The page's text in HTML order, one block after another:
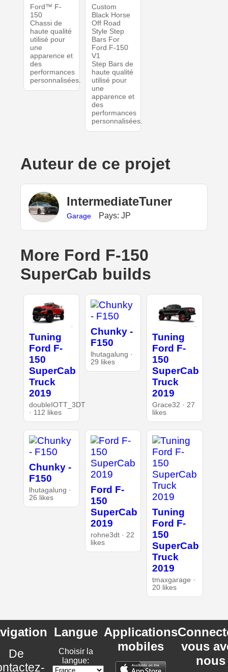
Ford™ F-
150
Chassi de
haute qualité
utilisé pour
une
apparence et
des
performances
personnalisées.
Custom
Black Horse
Off Road
Style Step
Bars For
Ford F-150
V1
Step Bars de
haute qualité
utilisé pour
une
apparence et
des
performances
personnalisées.
Auteur de ce projet
IntermediateTuner
Garage Pays: JP
More Ford F-150
SuperCab builds
Tuning
Ford F-
150
SuperCab
Truck
2019
doubleIOTT_3DT
· 112 likes
Chunky -
F150
lhutagalung ·
29 likes
Tuning
Ford F-
150
SuperCab
Truck
2019
Grace32 · 27
likes
Chunky -
F150
lhutagalung ·
26 likes
Ford F-
150
SuperCab
2019
rohne3dt · 22
likes
Tuning
Ford F-
150
SuperCab
Truck
2019
tmaxgarage ·
20 likes
De
Langue
Choisir la
langue:
Applications
mobiles
vous
nous